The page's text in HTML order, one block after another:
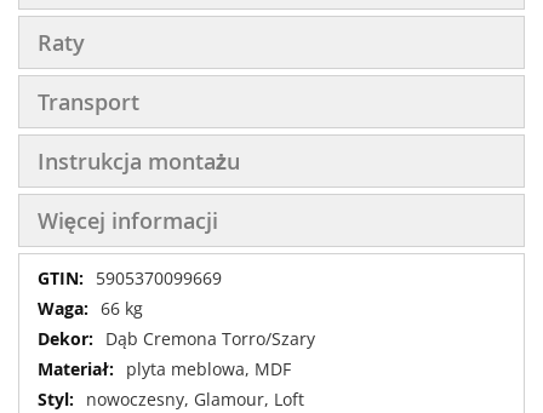
Raty
Transport
Instrukcja montażu
Więcej informacji
Więcej
informacji
5905370099669
66 kg
Dąb Cremona Torro/Szary
plyta meblowa, MDF
nowoczesny, Glamour, Loft